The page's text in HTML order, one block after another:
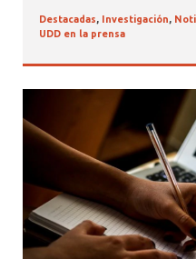
Destacadas, Investigación,
UDD en la prensa